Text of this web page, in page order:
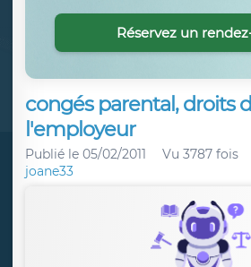
congés parental, droits
l'employeur
Publié le 05/02/2011 Vu 3787 fois
joane33
Réservez un